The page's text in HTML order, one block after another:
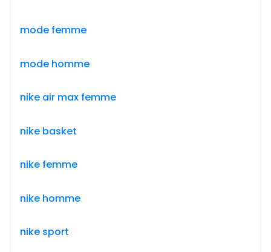
mode femme
mode homme
nike air max femme
nike basket
nike femme
nike homme
nike sport